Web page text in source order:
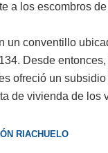
a los escombros
un conventillo
Desde
ofreció un
de vivienda de los
RIACHUELO